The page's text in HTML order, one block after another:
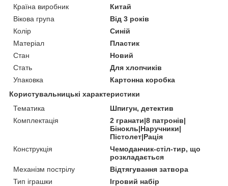
Країна виробник
Китай
Вікова група
Від 3 років
Колір
Синій
Матеріал
Пластик
Стан
Новий
Стать
Для хлопчиків
Упаковка
Картонна коробка
Користувальницькі характеристики
Тематика
Шпигун, детектив
Комплектація
2 гранати|8 патронів|
Бінокль|Наручники|
Пістолет|Рація
Конструкція
Чемоданчик-стіл-тир, що
розкладається
Механізм пострілу
Відтягування затвора
Тип іграшки
Ігровий набір